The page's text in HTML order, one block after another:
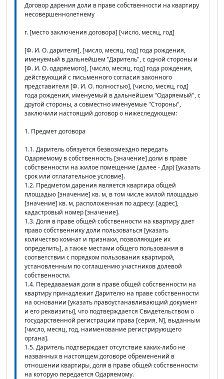
Договор дарения доли в праве собственности на квартиру
несовершеннолетнему
г. [место заключения договора] [число, месяц, год]
[Ф. И. О. дарителя], [число, месяц, год] года рождения,
именуемый в дальнейшем "Даритель", с одной стороны и
[Ф. И. О. одаряемого], [число, месяц, год] года рождения,
действующий с письменного согласия законного
представителя [Ф. И. О. полностью], [число, месяц, год]
года рождения, именуемый в дальнейшем "Одаряемый", с
другой стороны, а совместно именуемые "Стороны",
заключили настоящий договор о нижеследующем:
1. Предмет договора
1.1. Даритель обязуется безвозмездно передать
Одаряемому в собственность [значение] доли в праве
собственности на жилое помещение (далее - Дар) [указать
срок или отлагательное условие].
1.2. Предметом дарения является квартира общей
площадью [значение] кв. м, в том числе жилой площадью
[значение] кв. м, расположенная по адресу: [адрес],
кадастровый номер [значение].
1.3. Доля в праве общей собственности на квартиру дает
право собственнику доли пользоваться [указать
количество комнат и признаки, позволяющие их
определить], а также местами общего пользования в
соответствии с порядком пользования квартирой,
установленным по соглашению участников долевой
собственности.
1.4. Передаваемая доля в праве общей собственности на
квартиру принадлежит Дарителю на праве собственности
на основании [указать правоустанавливающий документ
и его реквизиты], что подтверждается Свидетельством о
государственной регистрации права [серия, N], выданным
[число, месяц, год, наименование регистрирующего
органа].
1.5. Даритель подтверждает отсутствие каких-либо не
названных в настоящем договоре обременений в
отношении квартиры, доля в праве общей собственности
на которую передается Одаряемому.